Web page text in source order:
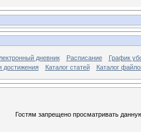
дневник Расписание
График
достижения Каталог статей Каталог
Гостям запрещено просматривать